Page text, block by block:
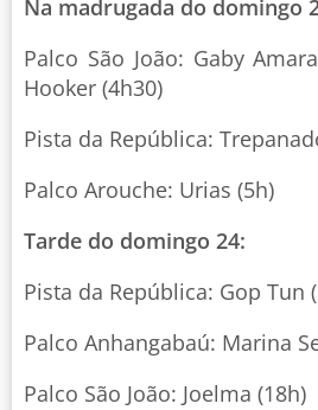
Na madrugada do domingo
Palco São João: Gaby
Hooker (4h30)
Pista da República:
Palco Arouche: Urias (5h)
Tarde do domingo 24:
Pista da República: Gop Tun
Palco Anhangabaú: Marina
Palco São João: Joelma (18h)